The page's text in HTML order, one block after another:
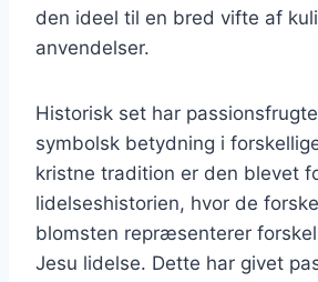
den ideel til en bred vifte af
anvendelser.
Historisk set har
symbolsk betydning i
kristne tradition er den blevet
lidelseshistorien, hvor de
blomsten repræsenterer
Jesu lidelse. Dette har givet